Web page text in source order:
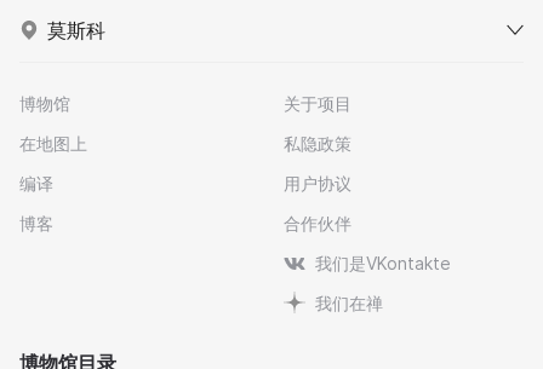
莫斯科
博物馆
在地图上
编译
博客
关于项目
私隐政策
用户协议
合作伙伴
我们是VKontakte
我们在禅
博物馆目录